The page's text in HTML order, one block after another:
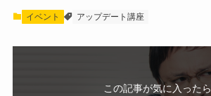
イベント アップデート講座
この記事が気に入ったら